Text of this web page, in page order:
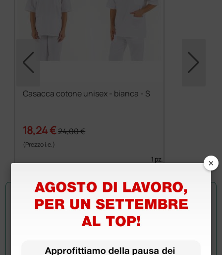
Casacca cotone unisex - bianca - S
18,24 €24,00 €
(Prezzo i.e.)
1 pz.
×